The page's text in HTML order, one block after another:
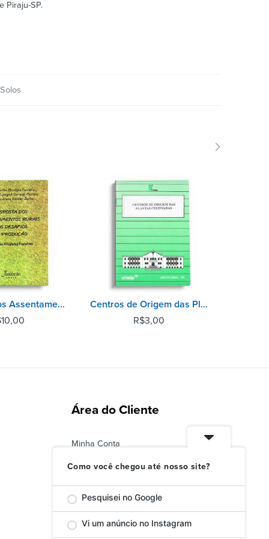
Piraju-SP.
Solos
Resposta dos Assentamentos Rurais aos Desafios da Produção - Balanço de Atividades Produtivas
10,00
Centros de Origem das Plantas Cultivadas
R$3,00
Área do Cliente
Minha Conta
Status do Pedido
Troca ou Devolução
Como você chegou até nosso site?
Pesquisei no Google
Vi um anúncio no Instagram